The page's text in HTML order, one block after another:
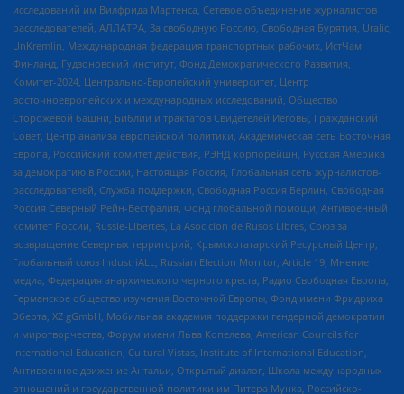
исследований им Вилфрида Мартенса, Сетевое объединение журналистов
расследователей, АЛЛАТРА, За свободную Россию, Свободная Бурятия, Uralic,
UnKremlin, Международная федерация транспортных рабочих, ИстЧам
Финланд, Гудзоновский институт, Фонд Демократического Развития,
Комитет-2024, Центрально-Европейский университет, Центр
восточноевропейских и международных исследований, Общество
Сторожевой башни, Библии и трактатов Свидетелей Иеговы, Гражданский
Совет, Центр анализа европейской политики, Академическая сеть Восточная
Европа, Российский комитет действия, РЭНД корпорейшн, Русская Америка
за демократию в России, Настоящая Россия, Глобальная сеть журналистов-
расследователей, Служба поддержки, Свободная Россия Берлин, Свободная
Россия Северный Рейн-Вестфалия, Фонд глобальной помощи, Антивоенный
комитет России, Russie-Libertes, La Asocicion de Rusos Libres, Союз за
возвращение Северных территорий, Крымскотатарский Ресурсный Центр,
Глобальный союз IndustriALL, Russian Election Monitor, Article 19, Мнение
медиа, Федерация анархического черного креста, Радио Свободная Европа,
Германское общество изучения Восточной Европы, Фонд имени Фридриха
Эберта, XZ gGmbH, Мобильная академия поддержки гендерной демократии
и миротворчества, Форум имени Льва Копелева, American Councils for
International Education, Cultural Vistas, Institute of International Education,
Антивоенное движение Антальи, Открытый диалог, Школа международных
отношений и государственной политики им Питера Мунка, Российско-